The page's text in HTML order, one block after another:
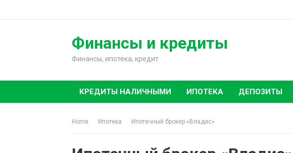
Финансы и кредиты
Финансы, ипотека, кредит
КРЕДИТЫ НАЛИЧНЫМИ ИПОТЕКА ДЕПОЗИТЫ
Home Ипотека Ипотечный брокер «Владис»